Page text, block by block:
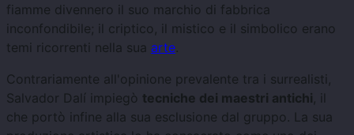
fiamme divennero il suo marchio di fabbrica
inconfondibile; il criptico, il mistico e il simbolico erano
temi ricorrenti nella sua arte.
Contrariamente all'opinione prevalente tra i surrealisti,
Salvador Dalí impiegò tecniche dei maestri antichi
che portò infine alla sua esclusione dal gruppo. La sua